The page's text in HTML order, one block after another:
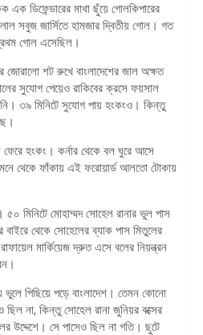
এক ডিফেন্ডারের মাথা ছুঁয়ে গোলকিপারের
সবুজ জার্সিতে হামজার দ্বিতীয় গোল। গত
গোল এসেছিল।
শট রুখে বাংলাদেশের জাল অক্ষত
সুযোগ পেয়েও রাকিবের ক্রসে ফয়সাল
৩৯ মিনিটে সুযোগ পায় হংকংও। কিন্তু
হংকং। কর্নার থেকে বল ঘুরে আসে
থেকে ফাঁকায় এই ফরোয়ার্ড আলতো টোকায়
৫০ মিনিটে মোহাম্মদ সোহেল রানার ভুল পাস
বাইরে থেকে সোহেলের ব্যাক পাস মিতুলের
মার্কিয়েজ দ্রুত এসে বলের নিয়ন্ত্রন
ভুলে পিছিয়ে পড়ে বাংলাদেশ। তেমন কোনো
ছিল না, কিন্তু সোহেল রানা জুনিয়র বক্সের
উদ্দেশে। সে পাসেও ছিল না গতি। ছুটে